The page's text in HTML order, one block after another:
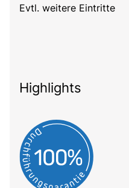
Evtl. weitere Eintritte
Highlights